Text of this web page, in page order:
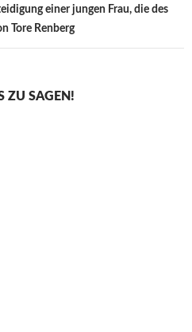
einer jungen Frau, die des
Tore Renberg
ZU SAGEN!